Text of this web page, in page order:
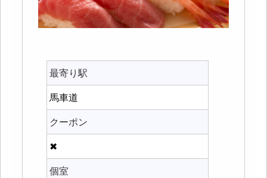
最寄り駅
馬車道
クーポン
✖
個室